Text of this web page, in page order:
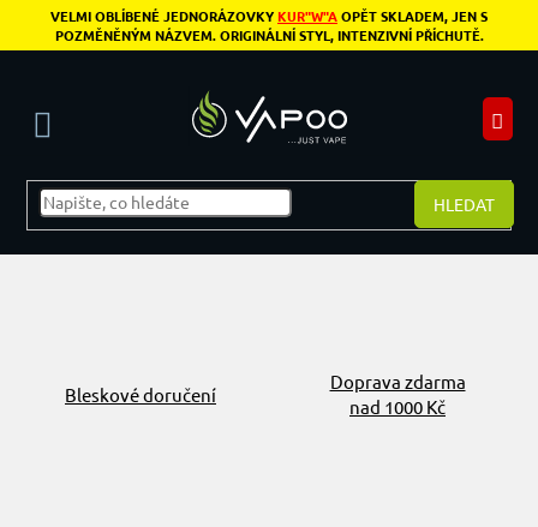
Přejít na obsah
VELMI OBLÍBENÉ JEDNORÁZOVKYKUR"W"AOPĚT SKLADEM, JEN S
POZMĚNĚNÝM NÁZVEM. ORIGINÁLNÍ STYL, INTENZIVNÍ PŘÍCHUTĚ.
HLEDAT
Bleskové doručení
Doprava zdarma
nad 1000 Kč